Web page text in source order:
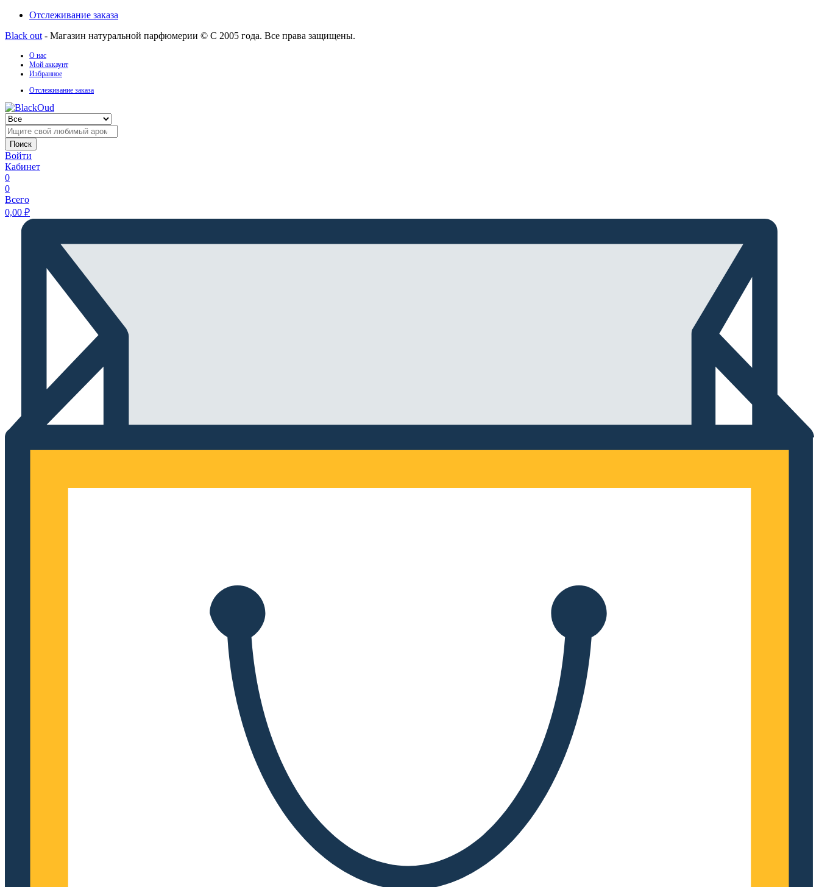
Отслеживание заказа
Black out - Магазин натуральной парфюмерии © С 2005 года. Все права защищены.
О нас
Мой аккаунт
Избранное
Отслеживание заказа
Поиск
Войти
Кабинет
0
0
Всего
0,00 ₽